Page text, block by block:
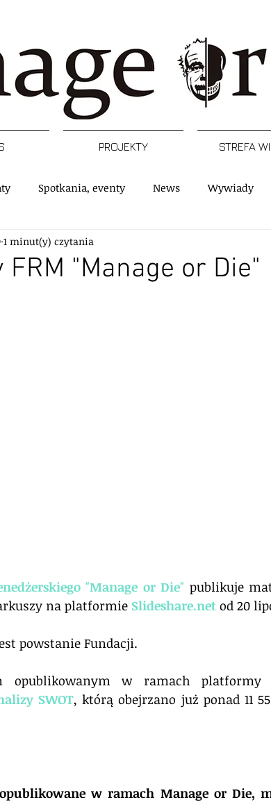
PROJEKTY STREFA
Spotkania, eventy News Wywiady
Podcast
"Manage or Die"
1 minut(y) czytania
"Manage or Die" publikuje
na platformie Slideshare.net od 20
powstanie Fundacji.
opublikowanym w ramach platformy
SWOT, którą obejrzano już ponad 11
w ramach Manage or Die,